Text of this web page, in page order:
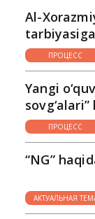
Al-
ПРОЦЕСС
Yangi
ПРОЦЕСС
“NG”
АКТУАЛЬНАЯ